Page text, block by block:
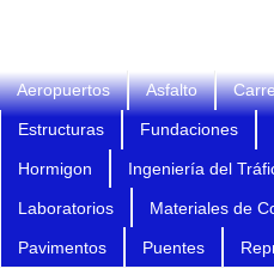
Aeropuertos Asfalto
Estructuras Fundaciones
Hormigon Ingeniería del
Laboratorios Materiales de
Pavimentos Puentes